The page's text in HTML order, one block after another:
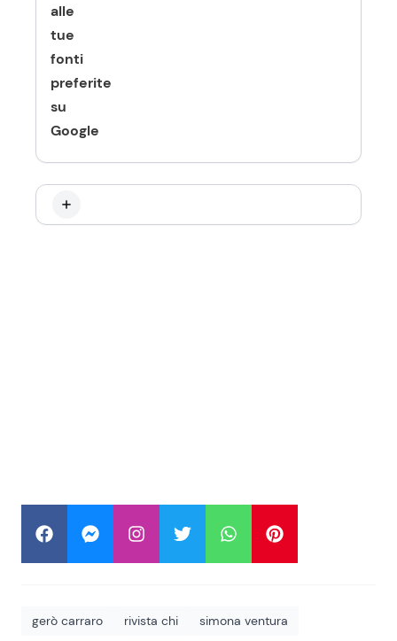
alle
tue
fonti
preferite
su
Google
gerò carraro rivista chi simona ventura